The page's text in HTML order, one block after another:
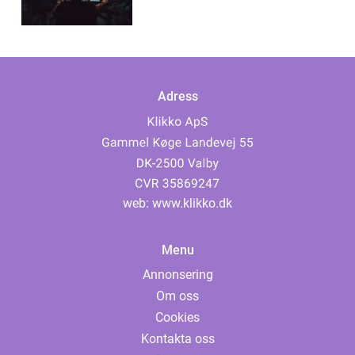
Adress
web: www.klikko.dk
Menu
Annonsering
Om oss
Cookies
Kontakta oss